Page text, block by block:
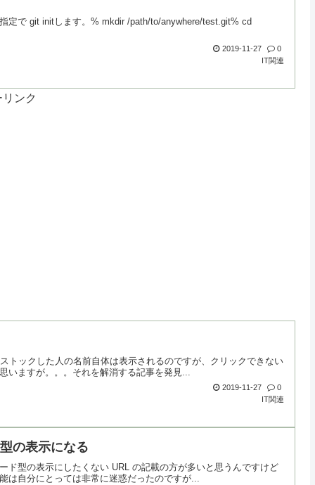
定で git initします。% mkdir /path/to/anywhere/test.git% cd
2019-11-27
0
IT関連
ンク
トックした人の名前自体は表示されるのですが、クリックできない
ますが。。。それを解消する記事を発見...
2019-11-27
0
IT関連
の表示になる
ド型の表示にしたくない URL の記載の方が多いと思うんですけど
は自分にとっては非常に迷惑だったのですが...